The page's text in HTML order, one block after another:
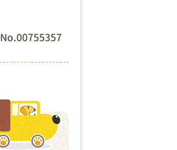
No.00755357